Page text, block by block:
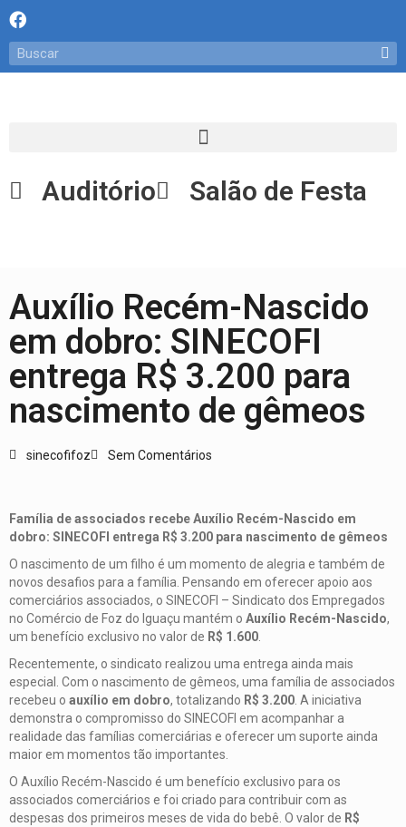
Auditório Salão de Festa
Auxílio Recém-Nascido
em dobro: SINECOFI
entrega R$ 3.200 para
nascimento de gêmeos
sinecofifoz Sem Comentários
Família de associados recebe Auxílio Recém-Nascido em
dobro: SINECOFI entrega R$ 3.200 para nascimento de gêmeos
O nascimento de um filho é um momento de alegria e também de
novos desafios para a família. Pensando em oferecer apoio aos
comerciários associados, o SINECOFI – Sindicato dos Empregados
no Comércio de Foz do Iguaçu mantém o Auxílio Recém-Nascido,
um benefício exclusivo no valor de R$ 1.600
Recentemente, o sindicato realizou uma entrega ainda mais
especial. Com o nascimento de gêmeos, uma família de associados
recebeu o auxílio em dobro, totalizando R$ 3.200 . A iniciativa
demonstra o compromisso do SINECOFI em acompanhar a
realidade das famílias comerciárias e oferecer um suporte ainda
maior em momentos tão importantes.
O Auxílio Recém-Nascido é um benefício exclusivo para os
associados comerciários e foi criado para contribuir com as
despesas dos primeiros meses de vida do bebê. O valor de R$